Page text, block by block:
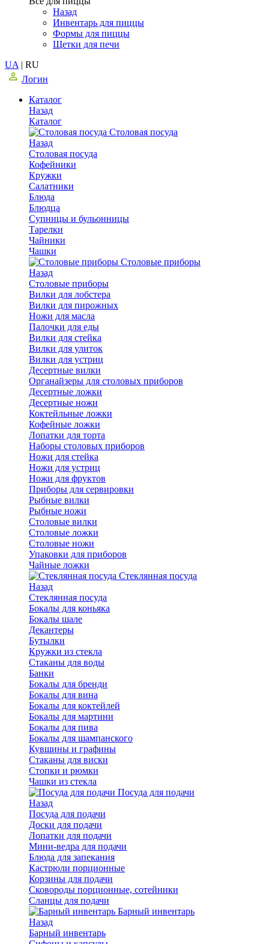
Назад
Инвентарь для пиццы
Формы для пиццы
Щетки для печи
UA | RU
Логин
Каталог
Назад
Каталог
Столовая посуда
Назад
Столовая посуда
Кофейники
Кружки
Салатники
Блюда
Блюдца
Супницы и бульонницы
Тарелки
Чайники
Чашки
Cтоловые приборы
Назад
Cтоловые приборы
Вилки для лобстера
Вилки для пирожных
Ножи для масла
Палочки для еды
Вилки для стейка
Вилки для улиток
Вилки для устриц
Десертные вилки
Органайзеры для столовых приборов
Десертные ложки
Десертные ножи
Коктейльные ложки
Кофейные ложки
Лопатки для торта
Наборы столовых приборов
Ножи для стейка
Ножи для устриц
Ножи для фруктов
Приборы для сервировки
Рыбные вилки
Рыбные ножи
Столовые вилки
Столовые ложки
Столовые ножи
Упаковки для приборов
Чайные ложки
Стеклянная посуда
Назад
Стеклянная посуда
Бокалы для коньяка
Бокалы шале
Декантеры
Бутылки
Кружки из стекла
Стаканы для воды
Банки
Бокалы для бренди
Бокалы для вина
Бокалы для коктейлей
Бокалы для мартини
Бокалы для пива
Бокалы для шампанского
Кувшины и графины
Стаканы для виски
Стопки и рюмки
Чашки из стекла
Посуда для подачи
Назад
Посуда для подачи
Доски для подачи
Лопатки для подачи
Мини-ведра для подачи
Блюда для запекания
Кастрюли порционные
Корзины для подачи
Сковороды порционные, сотейники
Сланцы для подачи
Барный инвентарь
Назад
Барный инвентарь